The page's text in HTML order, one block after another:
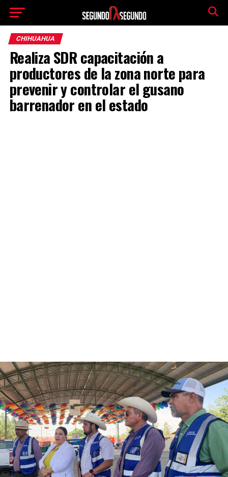
CHIHUAHUA
Realiza SDR capacitación a
productores de la zona norte para
prevenir y controlar el gusano
barrenador en el estado